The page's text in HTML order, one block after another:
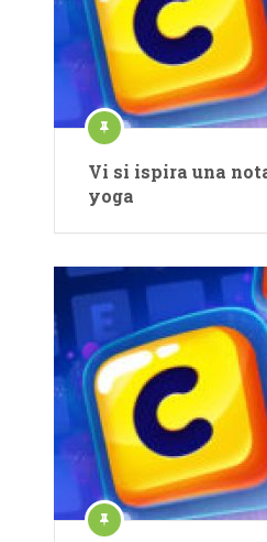
Vi si ispira una
yoga